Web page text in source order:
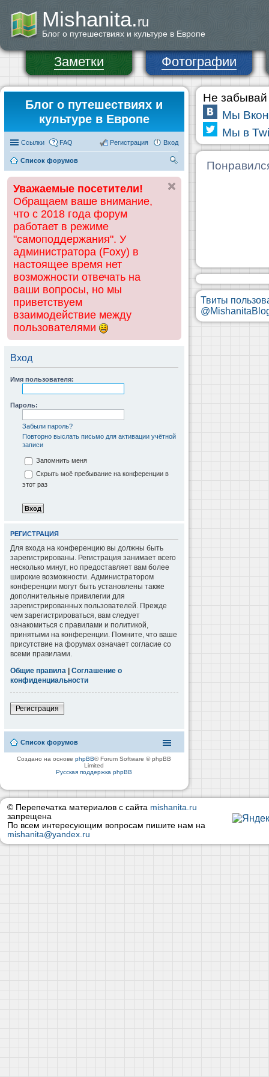
Mishanita.ru
Блог о путешествиях и культуре в Европе
Заметки Фотографии
Блог о путешествиях и
культуре в Европе
Ссылки FAQ Вход
Регистрация
Список форумов
ск
Уважаемые посетители!
Обращаем ваше внимание,
что с 2018 года форум
работает в режиме
"самоподдержания". У
администратора (Foxy) в
настоящее время нет
возможности отвечать на
ваши вопросы, но мы
приветствуем
взаимодействие между
пользователями
Вход
Имя пользователя:
Пароль:
Забыли пароль?
Повторно выслать письмо для активации учётной
записи
Запомнить меня
Скрыть моё пребывание на конференции в
этот раз
РЕГИСТРАЦИЯ
Для входа на конференцию вы должны быть
зарегистрированы. Регистрация занимает всего
несколько минут, но предоставляет вам более
широкие возможности. Администратором
конференции могут быть установлены также
дополнительные привилегии для
зарегистрированных пользователей. Прежде
чем зарегистрироваться, вам следует
ознакомиться с правилами и политикой,
принятыми на конференции. Помните, что ваше
присутствие на форумах означает согласие со
всеми правилами.
Общие правила | Соглашение о
конфиденциальности
Регистрация
Список форумов
Создано на основеphpBB® Forum Software © phpBB
Limited
Русская поддержка phpBB
Не забывай
Мы
Мы в
Твиты
© Перепечатка материалов с сайта mishanita.ru
запрещена
По всем интересующим вопросам пишите нам на
mishanita@yandex.ru